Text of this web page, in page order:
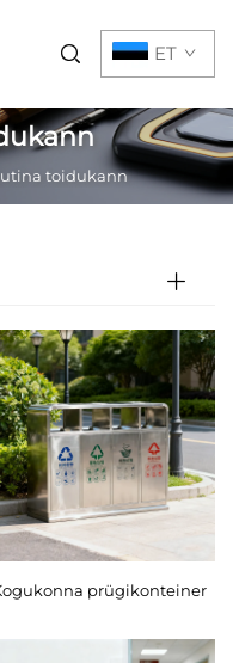
ET
toidukann
prügikonteiner